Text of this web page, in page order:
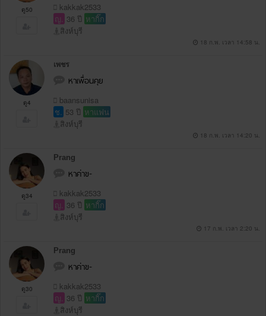
ดู50
kakkak2533
ญ. 36 ปี หากิ๊ก
สิงห์บุรี
18 ก.พ. เวลา 14:58 น.
ดู4
เพชร
หาเพื่อนคุย
baansunisa
ช. 53 ปี หาแฟน
สิงห์บุรี
18 ก.พ. เวลา 14:20 น.
ดู34
Prang
หาค่าข-
kakkak2533
ญ. 36 ปี หากิ๊ก
สิงห์บุรี
17 ก.พ. เวลา 2:20 น.
ดู30
Prang
หาค่าข-
kakkak2533
ญ. 36 ปี หากิ๊ก
สิงห์บุรี